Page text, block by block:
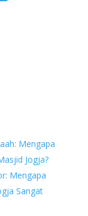
Mengapa
Jogja?
Mengapa
Sangat